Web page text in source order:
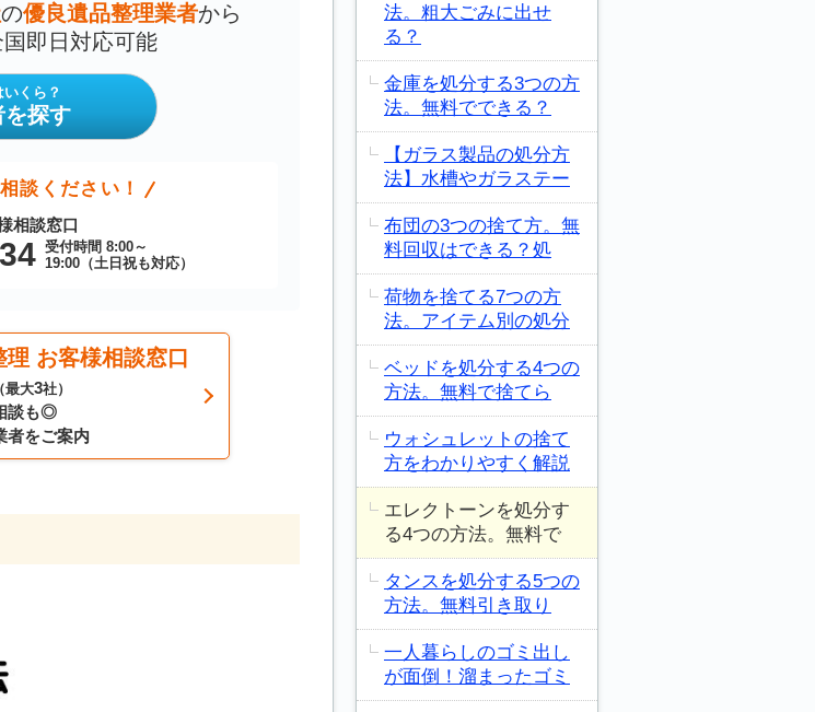
の優良遺品整理業者から
即日対応可能
くら？
を探す
談ください！
相談窓口
受付時間 8:00～
19:00（土日祝も対応）
お客様相談窓口
（最大3社）
談も◎
者をご案内
法。粗大ごみに出せ
る？
金庫を処分する3つの方
法。無料でできる？
【ガラス製品の処分方
法】水槽やガラステー
布団の3つの捨て方。無
料回収はできる？処
荷物を捨てる7つの方
法。アイテム別の処分
ベッドを処分する4つの
方法。無料で捨てら
ウォシュレットの捨て
方をわかりやすく解説
エレクトーンを処分す
る4つの方法。無料で
タンスを処分する5つの
方法。無料引き取り
一人暮らしのゴミ出し
が面倒！溜まったゴミ